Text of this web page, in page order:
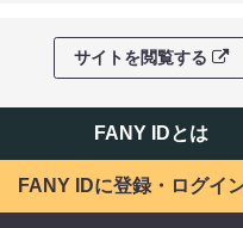
サイトを閲覧する
FANY IDとは
FANY IDに登録・ログイ